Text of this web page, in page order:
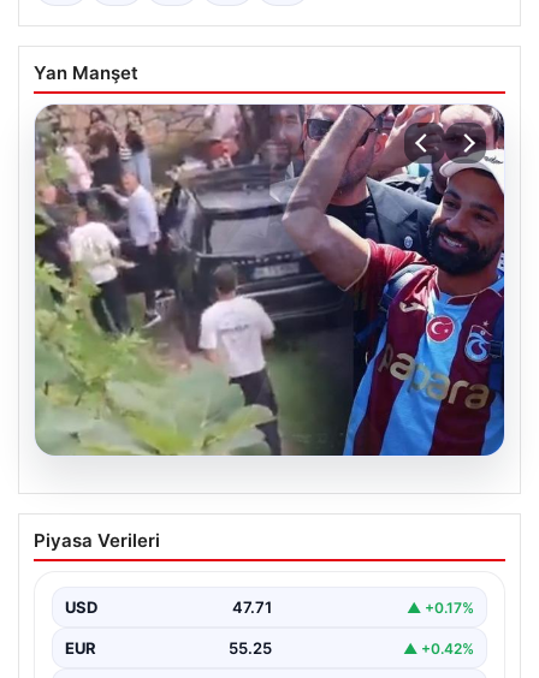
Yan Manşet
07.08.2026
Trabzonlu teyze Salah’ı ilk kez
görünce…
Anlar Kameralarda”, “content”: “ Trabzon’un sıcak…
Piyasa Verileri
USD 47.71 ▲ +0.17%
EUR 55.25 ▲ +0.42%